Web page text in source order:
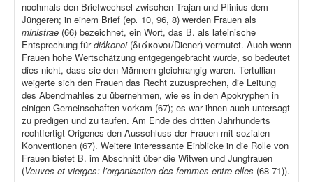
nochmals den Briefwechsel zwischen Trajan und Plinius dem
Jüngeren; in einem Brief (ep. 10, 96, 8) werden Frauen als
ministrae (66) bezeichnet, ein Wort, das B. als lateinische
Entsprechung fürdiákonoi (διάκονοι/Diener) vermutet. Auch wenn
Frauen hohe Wertschätzung entgegengebracht wurde, so bedeutet
dies nicht, dass sie den Männern gleichrangig waren. Tertullian
weigerte sich den Frauen das Recht zuzusprechen, die Leitung
des Abendmahles zu übernehmen, wie es in den Apokryphen in
einigen Gemeinschaften vorkam (67); es war ihnen auch untersagt
zu predigen und zu taufen. Am Ende des dritten Jahrhunderts
rechtfertigt Origenes den Ausschluss der Frauen mit sozialen
Konventionen (67). Weitere interessante Einblicke in die Rolle von
Frauen bietet B. im Abschnitt über die Witwen und Jungfrauen
(Veuves et vierges: l’organisation des femmes entre elles (68-71)).